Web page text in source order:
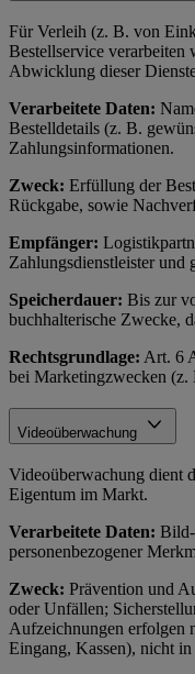
Für Verleih (z. B. von
Bestellservice
Abwicklung dieser
Verarbeitete Daten:
Bestelldetails (z. B.
Zahlungsinformationen.
Zweck: Erfüllung der
Rückgabe, sowie
Empfänger:
Zahlungsdienstleister und
Speicherdauer: Bis zur
buchhalterische Zwecke,
Rechtsgrundlage: Art. 6
bei Marketingzwecken (z.
Videoüberwachung
Videoüberwachung dient
Eigentum im Markt.
Verarbeitete Daten:
personenbezogener
Zweck: Prävention und
oder Unfällen;
Aufzeichnungen erfolgen
Eingang, Kassen), nicht